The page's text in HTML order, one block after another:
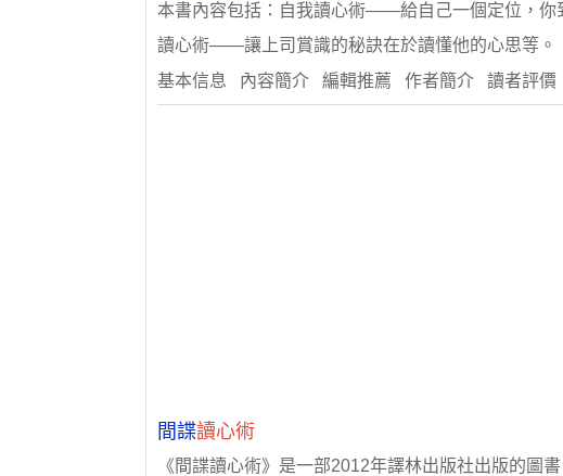
本書內容包括：自我讀心術——給自己一個定位，
讀心術——讓上司賞識的秘訣在於讀懂他的心思等。
基本信息 內容簡介 編輯推薦 作者簡介 讀者評價
間諜讀心術
《間諜讀心術》是一部2012年譯林出版社出版的圖